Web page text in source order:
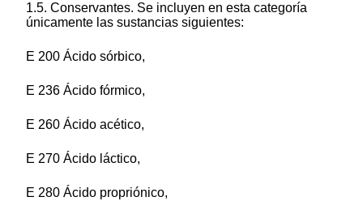
1.5. Conservantes. Se incluyen en esta categoría
únicamente las sustancias siguientes:
E 200 Ácido sórbico,
E 236 Ácido fórmico,
E 260 Ácido acético,
E 270 Ácido láctico,
E 280 Ácido propriónico,